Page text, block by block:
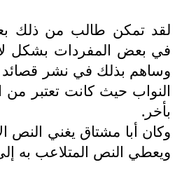
لقد تمكن طالب من ذلك
في بعض المفردات بشكل
وساهم بذلك في نشر قصائد
النواب حيث كانت تعتبر
بأخر.
وكان أبا مشتاق يغني النص
ويعطي النص المتلاعب به